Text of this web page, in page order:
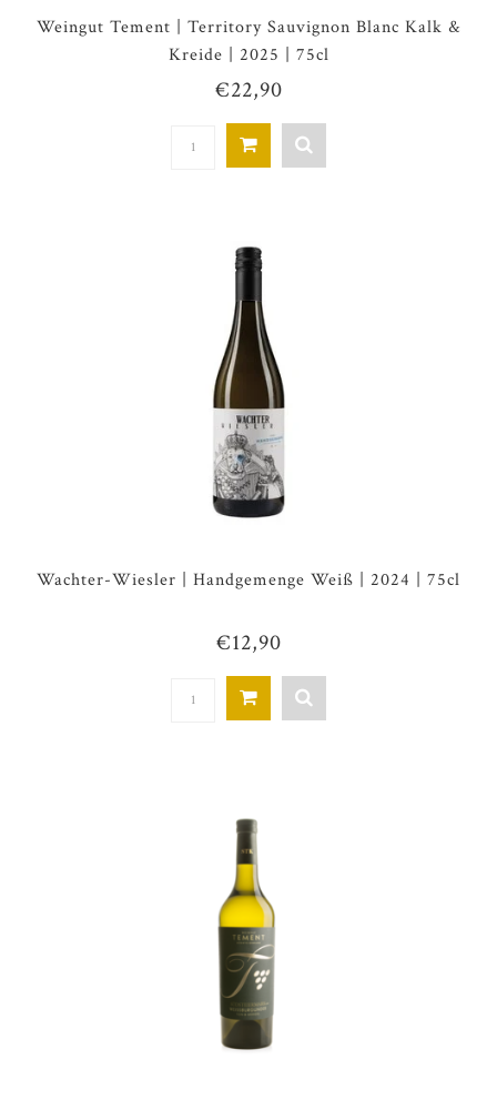
Weingut Tement | Territory Sauvignon Blanc Kalk &
Kreide | 2025 | 75cl
€22,90
Wachter-Wiesler | Handgemenge Weiß | 2024 | 75cl
€12,90